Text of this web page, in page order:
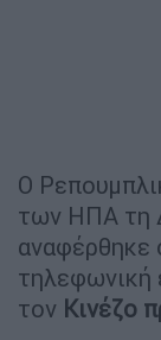
Ο
των ΗΠΑ τη
αναφέρθηκε
τηλεφωνική
τον Κινέζο